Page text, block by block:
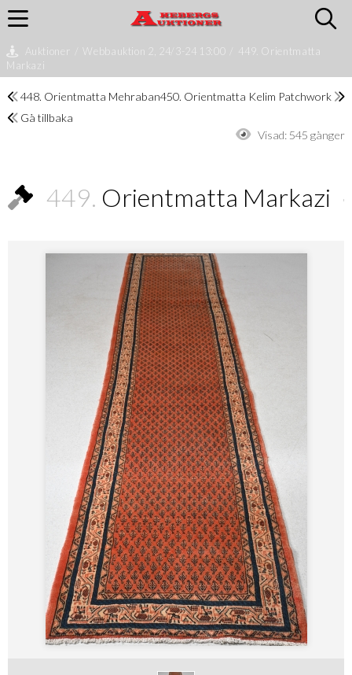
Auktioner Webbauktion 2, 24/3-24 13:00
449. Orientmatta
Markazi
448. Orientmatta Mehraban450. Orientmatta Kelim Patchwork
Gå tillbaka
Visad: 545 gånger
449. Orientmatta Markazi